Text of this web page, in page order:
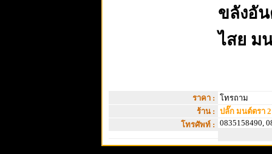
ขลังอั
ไสย ม
ราคา : โทรถาม
ร้าน : ปลั๊ก มนต์ตรา 2
โทรศัพท์ : 0835158490,